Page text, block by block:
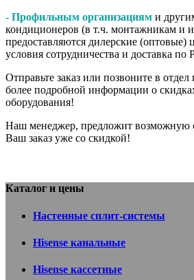
- Профильным организациям и
кондиционеров (в т.ч. монтажникам и
предоставляются дилерские (оптовые)
условия сотрудничества и доставка по
Отправьте заказ или позвоните в
более подробной информации о
оборудования!
Наш менеджер, предложит возможную
Ваш заказ уже со скидкой!
Каталог и цены
Настенные сплит-системы
Hisense канальные
Hisense кассетные